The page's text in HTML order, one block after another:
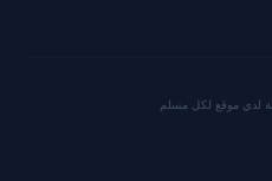
لدي موقع لكل مسلم